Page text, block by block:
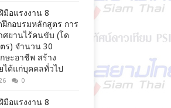
อแรงงาน 8
กอบรมหลักสูตร การ
ศยานไร้คนขับ (โด
ร) จำนวน 30
ษะอาชีพ สร้าง
ได้แก่บุคคลทั่วไป
0
อแรงงาน 8